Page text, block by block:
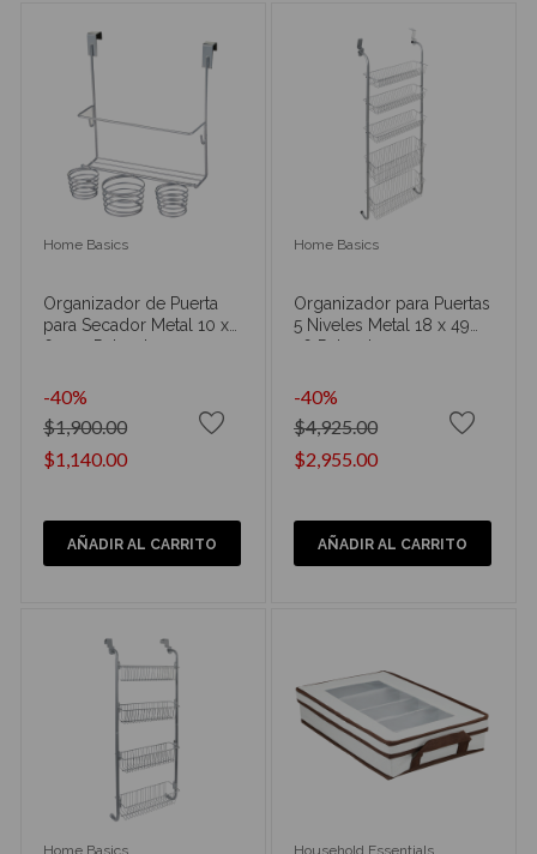
Home Basics
Organizador de Puerta
para Secador Metal 10 x
6 x 12 Pulgadas
$1,140.00
$1,900.00
-40%
AÑADIR AL CARRITO
Home Basics
Organizador para Puertas
5 Niveles Metal 18 x 49
x6 Pulgadas
$2,955.00
$4,925.00
-40%
AÑADIR AL CARRITO
Home Basics Household Essentials